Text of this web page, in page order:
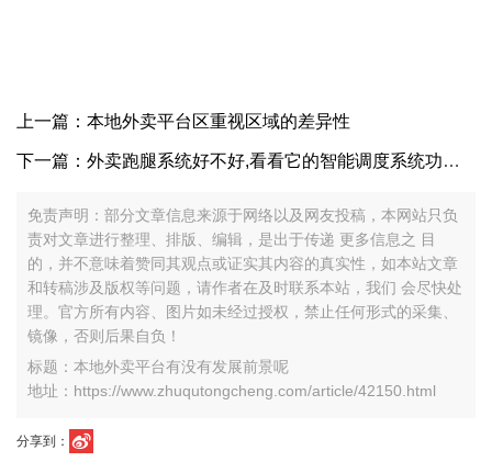
上一篇：本地外卖平台区重视区域的差异性
下一篇：外卖跑腿系统好不好,看看它的智能调度系统功能齐全吗?
免责声明：部分文章信息来源于网络以及网友投稿，本网站只负
责对文章进行整理、排版、编辑，是出于传递 更多信息之 目
的，并不意味着赞同其观点或证实其内容的真实性，如本站文章
和转稿涉及版权等问题，请作者在及时联系本站，我们 会尽快处
理。官方所有内容、图片如未经过授权，禁止任何形式的采集、
镜像，否则后果自负！
标题：本地外卖平台有没有发展前景呢
地址：https://www.zhuqutongcheng.com/article/42150.html
分享到：